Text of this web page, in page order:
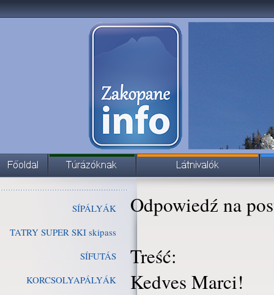
SÍPÁLYÁK
TATRY SUPER SKI skipass
SÍFUTÁS
KORCSOLYAPÁLYÁK
Odpowiedź na
Treść:
Kedves Marci!